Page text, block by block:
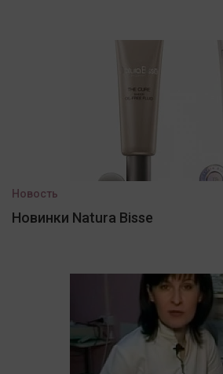
Новость
Новинки Natura Bisse